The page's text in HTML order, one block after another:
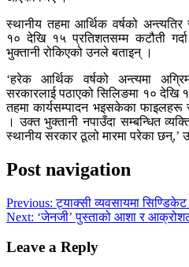
स्थानीय तहमा आर्थिक वर्षको
१० देखि १५ प्रतिशतसम्म कटौती
भुक्तानी रोकिएको उनले बताइन् ।
‘हरेक आर्थिक वर्षको अन्त्यमा
सरकारलाई पठाएको सिलिङमा १० देखि
तहमा कार्यसम्पादन भइसकेका फाइलहरू
। उक्त भुक्तानी नपाउँदा सम्बन्धित
स्थानीय सरकार ठूलो मारमा परेका छन्,’
Post navigation
Previous: ट्याक्सी व्यवसायमा सिण्डिकेट
Next: ‘जेनजी’ पुस्ताको आशा र
Leave a Reply